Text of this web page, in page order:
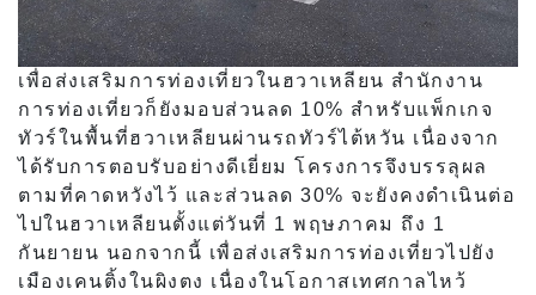
เพื่อส่งเสริมการท่องเที่ยวในฮวาเหลียน สำนักงาน
การท่องเที่ยวก็ยังมอบส่วนลด 10% สำหรับแพ็กเกจ
ทัวร์ในพื้นที่ฮวาเหลียนผ่านรถทัวร์ไต้หวัน เนื่องจาก
ได้รับการตอบรับอย่างดีเยี่ยม โครงการจึงบรรลุผล
ตามที่คาดหวังไว้ และส่วนลด 30% จะยังคงดำเนินต่อ
ไปในฮวาเหลียนตั้งแต่วันที่ 1 พฤษภาคม ถึง 1
กันยายน นอกจากนี้ เพื่อส่งเสริมการท่องเที่ยวไปยัง
เมืองเคนติ้งในผิงตง เนื่องในโอกาสเทศกาลไหว้